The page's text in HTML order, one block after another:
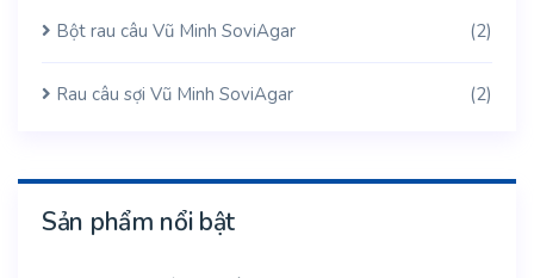
Bột rau câu Vũ Minh SoviAgar (2)
Rau câu sợi Vũ Minh SoviAgar (2)
Sản phẩm nổi bật